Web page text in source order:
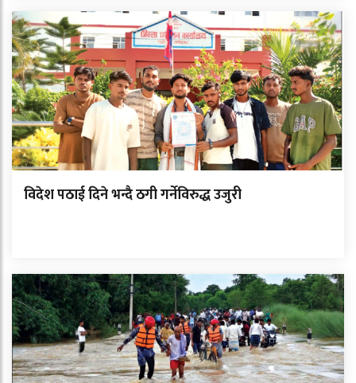
विदेश पठाई दिने भन्दै ठगी गर्नेविरुद्ध उजुरी